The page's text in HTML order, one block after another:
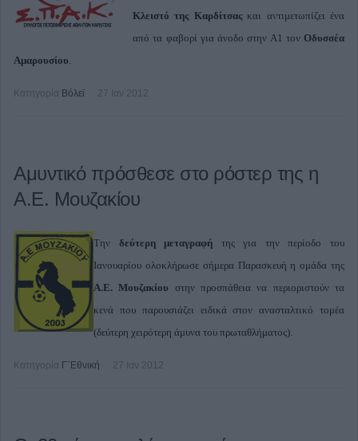
Κλειστό της Καρδίτσαςκαι αντιμετωπίζει ένα
από τα φαβορί για άνοδο στην Α1 τον Οδυσσέα
Αμαρουσίου.
Κατηγορία Βόλεϊ 27 Ιαν 2012
Αμυντικό πρόσθεσε στο ρόστερ της η
Α.Ε. Μουζακίου
Την δεύτερη μεταγραφή της για την περίοδο του
Ιανουαρίου ολοκλήρωσε σήμερα Παρασκευή η ομάδα της
Α.Ε. Μουζακίου στην προσπάθεια να περιοριστούν τα
κενά που παρουσιάζει ειδικά στον ανασταλτικό τομέα
(δεύτερη χειρότερη άμυνα του πρωταθλήματος).
Κατηγορία Γ΄Εθνική 27 Ιαν 2012